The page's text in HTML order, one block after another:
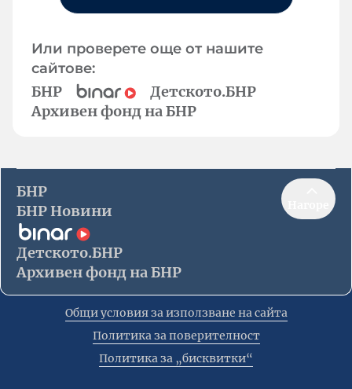
Или проверете още от нашите
сайтове:
БНР
Детското.БНР
Архивен фонд на БНР
БНР
БНР Новини
Детското.БНР
Архивен фонд на БНР
Общи условия за използване на сайта
Политика за поверителност
Политика за „бисквитки“